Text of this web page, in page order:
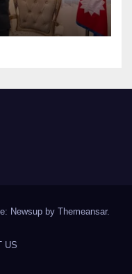
Newsup by Themeansar.
US